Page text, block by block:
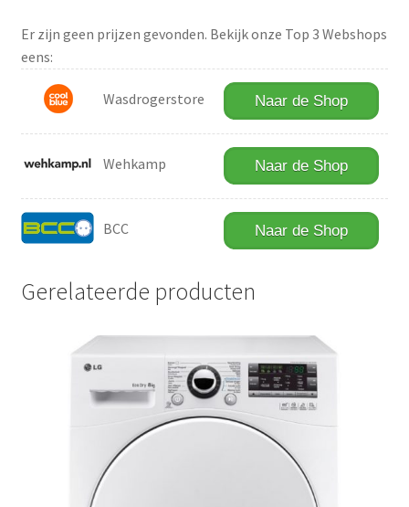
Er zijn geen prijzen gevonden. Bekijk onze Top 3 Webshops
eens:
Wasdrogerstore Naar de Shop
Wehkamp Naar de Shop
BCC Naar de Shop
Gerelateerde producten